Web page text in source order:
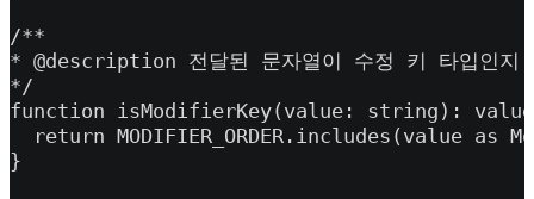
/**
* @description 전달된 문자열이 수정 키 타입인지
*/
function isModifierKey(value: string):
return MODIFIER_ORDER.includes(value as
}